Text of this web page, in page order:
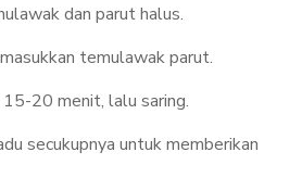
dan parut halus.
temulawak parut.
20 menit, lalu saring.
secukupnya untuk memberikan